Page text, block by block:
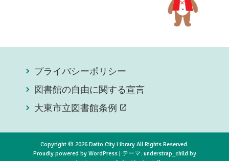
プライバシーポリシー
図書館の自由に関する宣言
大東市立図書館条例
open_in_new
Copyright © 2026 Daito City Library All Rights Reserved.
Proudly powered by WordPress| テーマ: understrap_child by